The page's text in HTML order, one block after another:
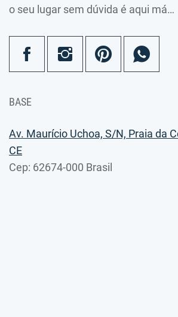
o seu lugar sem dúvida é aqui má…
BASE
Av. Maurício Uchoa, S/N, Praia da
CE
Cep: 62674-000 Brasil